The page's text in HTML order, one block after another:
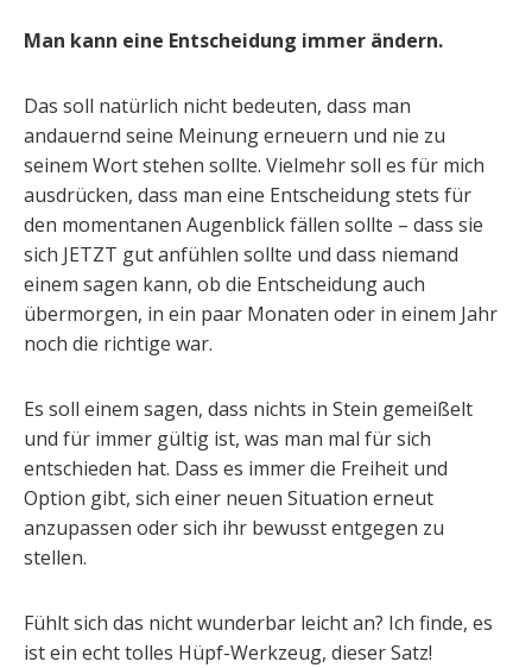
Man kann eine Entscheidung immer ändern.
Das soll natürlich nicht bedeuten, dass man
andauernd seine Meinung erneuern und nie zu
seinem Wort stehen sollte. Vielmehr soll es für mich
ausdrücken, dass man eine Entscheidung stets für
den momentanen Augenblick fällen sollte – dass sie
sich JETZT gut anfühlen sollte und dass niemand
einem sagen kann, ob die Entscheidung auch
übermorgen, in ein paar Monaten oder in einem Jahr
noch die richtige war.
Es soll einem sagen, dass nichts in Stein gemeißelt
und für immer gültig ist, was man mal für sich
entschieden hat. Dass es immer die Freiheit und
Option gibt, sich einer neuen Situation erneut
anzupassen oder sich ihr bewusst entgegen zu
stellen.
Fühlt sich das nicht wunderbar leicht an? Ich finde, es
ist ein echt tolles Hüpf-Werkzeug, dieser Satz!